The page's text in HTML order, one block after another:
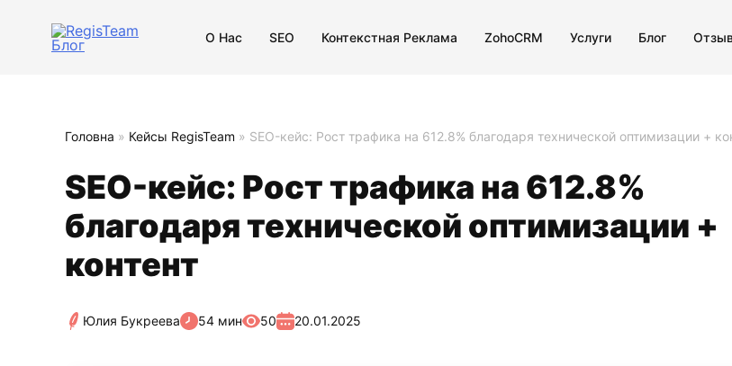
О Нас SEO Контекстная Реклама ZohoCRM Услуги Блог
Головна » Кейсы RegisTeam » SEO-кейс: Рост трафика на 612.8% благодаря технической оптимизации +
SEO-кейс: Рост трафика на 612.8%
благодаря технической оптимизации +
контент
Юлия Букреева 54 мин 50 20.01.2025